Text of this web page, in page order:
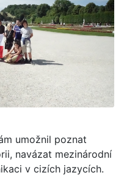
umožnil poznat
navázat mezinárodní
v cizích jazycích.